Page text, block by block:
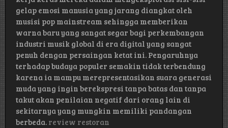
gelap emosi manusia yang jarang diangkat oleh
musisi pop mainstream sehingga memberikan
warna baru yang sangat segar bagi perkembangan
industri musik global di era digital yang sangat
penuh dengan persaingan ketat ini. Pengaruhnya
terhadap budaya populer semakin tidak terbendung
karena ia mampu merepresentasikan suara generasi
muda yang ingin berekspresi tanpa batas dan tanpa
takut akan penilaian negatif dari orang lain di
sekitarnya yang mungkin memiliki pandangan
berbeda. review restoran